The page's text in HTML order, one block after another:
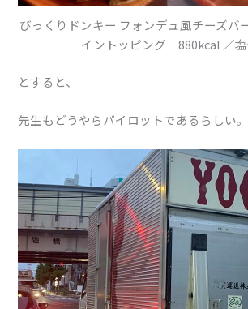
びっくりドンキー フォンデュ風チーズバ
イントッピング 880kcal ／塩
とすると、
先生もどうやらパイロットであるらしい。